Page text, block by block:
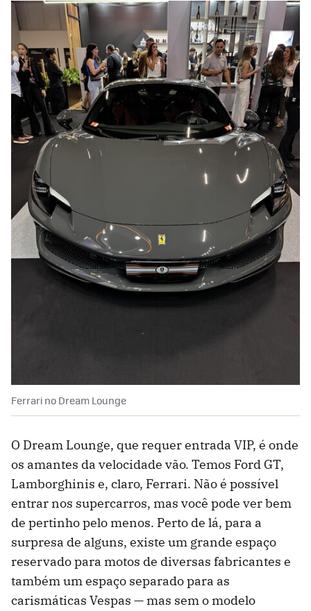
Ferrari no Dream Lounge
O Dream Lounge, que requer entrada VIP, é onde
os amantes da velocidade vão. Temos Ford GT,
Lamborghinis e, claro, Ferrari. Não é possível
entrar nos supercarros, mas você pode ver bem
de pertinho pelo menos. Perto de lá, para a
surpresa de alguns, existe um grande espaço
reservado para motos de diversas fabricantes e
também um espaço separado para as
carismáticas Vespas — mas sem o modelo